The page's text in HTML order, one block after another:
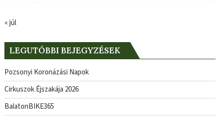
« júl
LEGUTÓBBI BEJEGYZÉSEK
Pozsonyi Koronázási Napok
Cirkuszok Éjszakája 2026
BalatonBIKE365